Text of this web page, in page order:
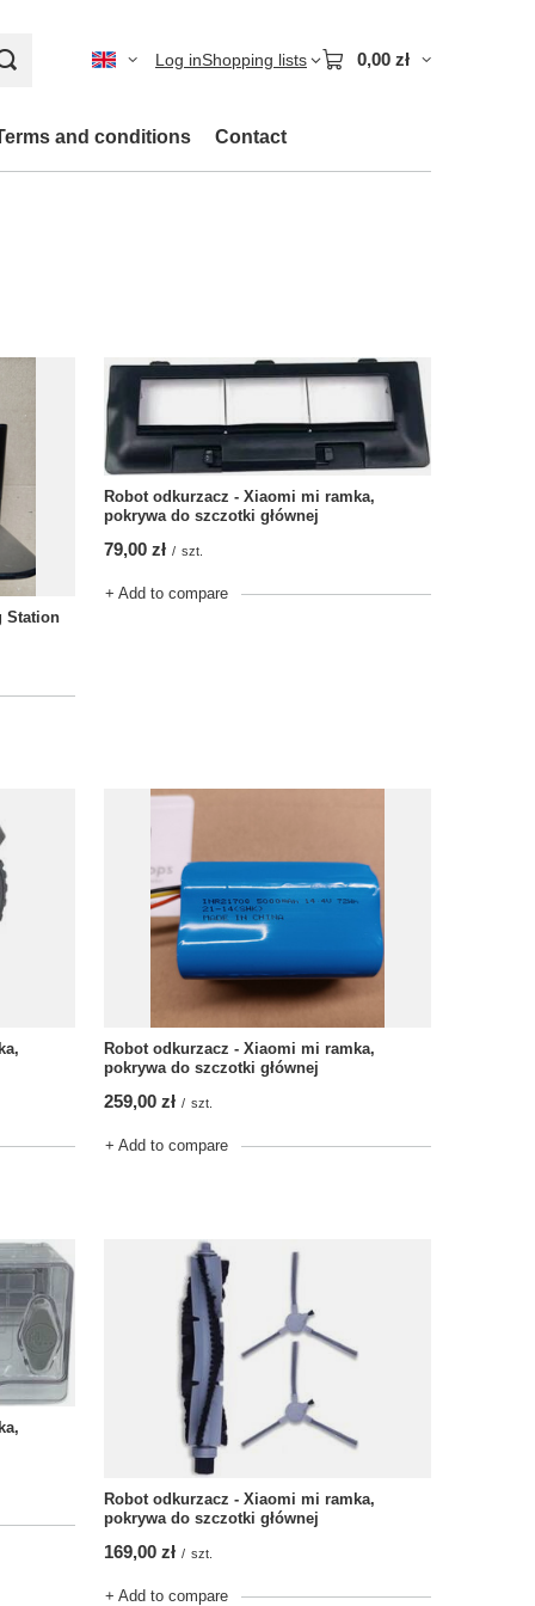
Log inShopping lists 0,00 zł
and conditions Contact
Station
Robot odkurzacz - Xiaomi mi ramka,
pokrywa do szczotki głównej
79,00 zł / szt.
+ Add to compare
Robot odkurzacz - Xiaomi mi ramka,
pokrywa do szczotki głównej
259,00 zł / szt.
+ Add to compare
Robot odkurzacz - Xiaomi mi ramka,
pokrywa do szczotki głównej
169,00 zł / szt.
+ Add to compare